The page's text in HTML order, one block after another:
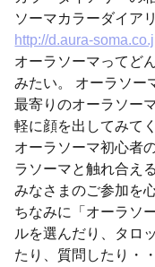
ソーマカラーダイア
http://d.aura-
オーラソーマってど
みたい。 オーラソー
最寄りのオーラソー
軽に顔を出してみて
オーラソーマ初心者
ラソーマと触れ合え
みなさまのご参加を
ちなみに「オーラソ
ルを選んだり、タロ
たり、質問したり・